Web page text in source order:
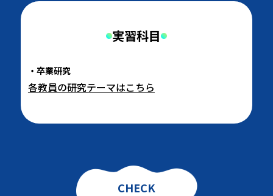
実習科目
卒業研究
各教員の研究テーマはこちら
CHECK